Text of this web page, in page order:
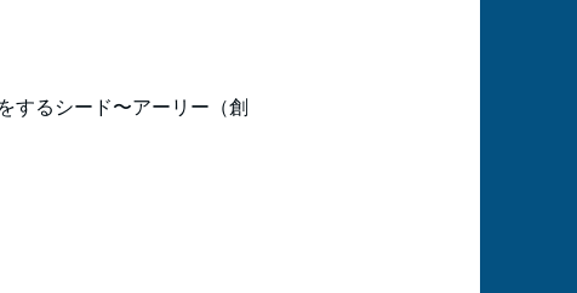
するシード〜アーリー（創